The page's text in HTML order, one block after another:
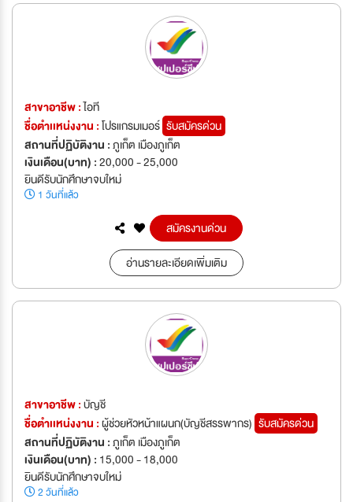
สาขาอาชีพ :ไอที
ชื่อตำเเหน่งงาน :โปรแกรมเมอร์ รับสมัครด่วน
สถานที่ปฏิบัติงาน :ภูเก็ต เมืองภูเก็ต
เงินเดือน(บาท) :20,000 - 25,000
ยินดีรับนักศึกษาจบใหม่
1 วันที่แล้ว
สมัครงานด่วน
อ่านรายละเอียดเพิ่มเติม
สาขาอาชีพ :บัญชี
ชื่อตำเเหน่งงาน :ผู้ช่วยหัวหน้าแผนก(บัญชีสรรพากร) รับสมัครด่วน
สถานที่ปฏิบัติงาน :ภูเก็ต เมืองภูเก็ต
เงินเดือน(บาท) : 15,000 - 18,000
ยินดีรับนักศึกษาจบใหม่
2 วันที่แล้ว